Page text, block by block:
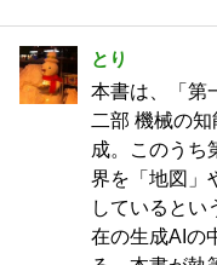
とり
本書は、「第
二部 機械の
成。このうち
界を「地図」
しているとい
在の生成AIの